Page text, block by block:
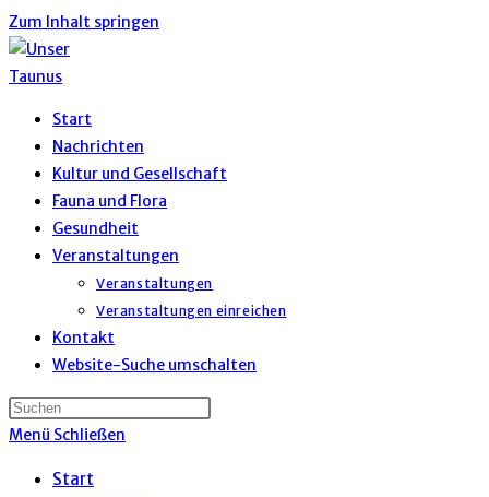
Zum Inhalt springen
Start
Nachrichten
Kultur und Gesellschaft
Fauna und Flora
Gesundheit
Veranstaltungen
Veranstaltungen
Veranstaltungen einreichen
Kontakt
Website-Suche umschalten
Menü Schließen
Start